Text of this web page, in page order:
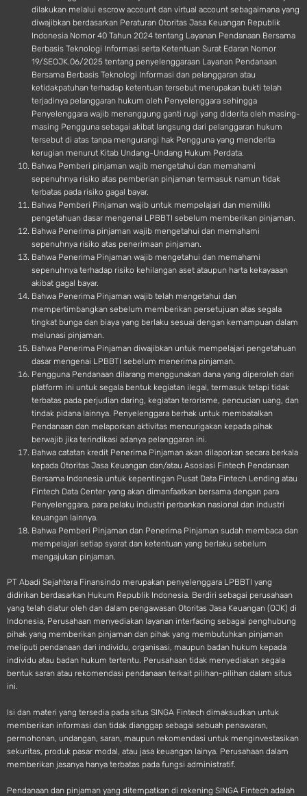
dilakukan melalui escrow account dan virtual account sebagaimana yang
diwajibkan berdasarkan Peraturan Otoritas Jasa Keuangan Republik
Indonesia Nomor 40 Tahun 2024 tentang Layanan Pendanaan Bersama
Berbasis Teknologi Informasi serta Ketentuan Surat Edaran Nomor
19/SEOJK.06/2025 tentang penyelenggaraan Layanan Pendanaan
Bersama Berbasis Teknologi Informasi dan pelanggaran atau
ketidakpatuhan terhadap ketentuan tersebut merupakan bukti telah
terjadinya pelanggaran hukum oleh Penyelenggara sehingga
Penyelenggara wajib menanggung ganti rugi yang diderita oleh masing-
masing Pengguna sebagai akibat langsung dari pelanggaran hukum
tersebut di atas tanpa mengurangi hak Pengguna yang menderita
kerugian menurut Kitab Undang-Undang Hukum Perdata.
Bahwa Pemberi pinjaman wajib mengetahui dan memahami
sepenuhnya risiko atas pemberian pinjaman termasuk namun tidak
terbatas pada risiko gagal bayar.
Bahwa Pemberi Pinjaman wajib untuk mempelajari dan memiliki
pengetahuan dasar mengenai LPBBTI sebelum memberikan pinjaman.
Bahwa Penerima pinjaman wajib mengetahui dan memahami
sepenuhnya risiko atas penerimaan pinjaman.
Bahwa Penerima Pinjaman wajib mengetahui dan memahami
sepenuhnya terhadap risiko kehilangan aset ataupun harta kekayaaan
akibat gagal bayar.
Bahwa Penerima Pinjaman wajib telah mengetahui dan
mempertimbangkan sebelum memberikan persetujuan atas segala
tingkat bunga dan biaya yang berlaku sesuai dengan kemampuan dalam
melunasi pinjaman.
Bahwa Penerima Pinjaman diwajibkan untuk mempelajari pengetahuan
dasar mengenai LPBBTI sebelum menerima pinjaman.
Pengguna Pendanaan dilarang menggunakan dana yang diperoleh dari
platform ini untuk segala bentuk kegiatan ilegal, termasuk tetapi tidak
terbatas pada perjudian daring, kegiatan terorisme, pencucian uang, dan
tindak pidana lainnya. Penyelenggara berhak untuk membatalkan
Pendanaan dan melaporkan aktivitas mencurigakan kepada pihak
berwajib jika terindikasi adanya pelanggaran ini.
Bahwa catatan kredit Penerima Pinjaman akan dilaporkan secara berkala
kepada Otoritas Jasa Keuangan dan/atau Asosiasi Fintech Pendanaan
Bersama Indonesia untuk kepentingan Pusat Data Fintech Lending atau
Fintech Data Center yang akan dimanfaatkan bersama dengan para
Penyelenggara, para pelaku industri perbankan nasional dan industri
keuangan lainnya.
Bahwa Pemberi Pinjaman dan Penerima Pinjaman sudah membaca dan
mempelajari setiap syarat dan ketentuan yang berlaku sebelum
mengajukan pinjaman.
PT Abadi Sejahtera Finansindo merupakan penyelenggara LPBBTI yang
didirikan berdasarkan Hukum Republik Indonesia. Berdiri sebagai perusahaan
yang telah diatur oleh dan dalam pengawasan Otoritas Jasa Keuangan (OJK) di
Indonesia, Perusahaan menyediakan layanan interfacing sebagai penghubung
pihak yang memberikan pinjaman dan pihak yang membutuhkan pinjaman
meliputi pendanaan dari individu, organisasi, maupun badan hukum kepada
individu atau badan hukum tertentu. Perusahaan tidak menyediakan segala
bentuk saran atau rekomendasi pendanaan terkait pilihan-pilihan dalam situs
ini.
Isi dan materi yang tersedia pada situs SINGA Fintech dimaksudkan untuk
memberikan informasi dan tidak dianggap sebagai sebuah penawaran,
permohonan, undangan, saran, maupun rekomendasi untuk menginvestasikan
sekuritas, produk pasar modal, atau jasa keuangan lainya. Perusahaan dalam
memberikan jasanya hanya terbatas pada fungsi administratif.
Pendanaan dan pinjaman yang ditempatkan di rekening SINGA Fintech adalah